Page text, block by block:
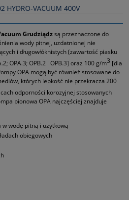
HYDRO-VACUUM 400V
Grudziądzsą przeznaczone do
wody pitnej, uzdatnionej nie
i długowłóknistych (zawartość piasku
OPA.3; OPB.2 i OPB.3] oraz 100 g/m3 [dla
OPA mogą być również stosowane do
których lepkość nie przekracza 200
odporności korozyjnej stosowanych
pionowa OPA najczęściej znajduje
wodę pitną i użytkową
obiegowych